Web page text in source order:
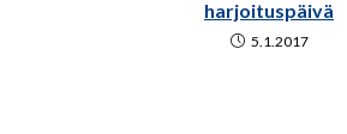
harjoituspäivä
5.1.2017